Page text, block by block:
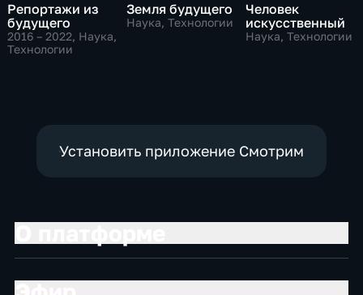
Репортажи из
будущего
2016 – 2022, Наука,
Технологии
Земля будущего
Наука, Технологии
Человек
искусственный
Наука, Технологии
Установить приложение Смотрим